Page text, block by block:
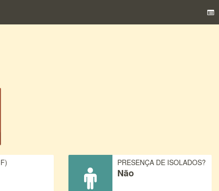
PRESENÇA DE ISOLADOS?
Não